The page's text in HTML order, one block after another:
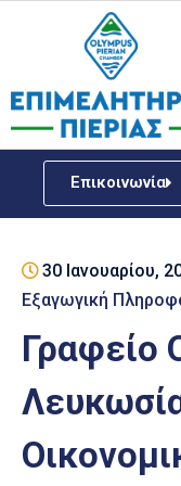
Επικοινωνία
Επιμελητήριο
Νέα
ΓΕΜΗ
Επιχειρηματική
Υποστήριξη
Έκθεση
Παραδοσιακών
30 Ιανουαρίου,
Εξαγωγική
Γραφείο